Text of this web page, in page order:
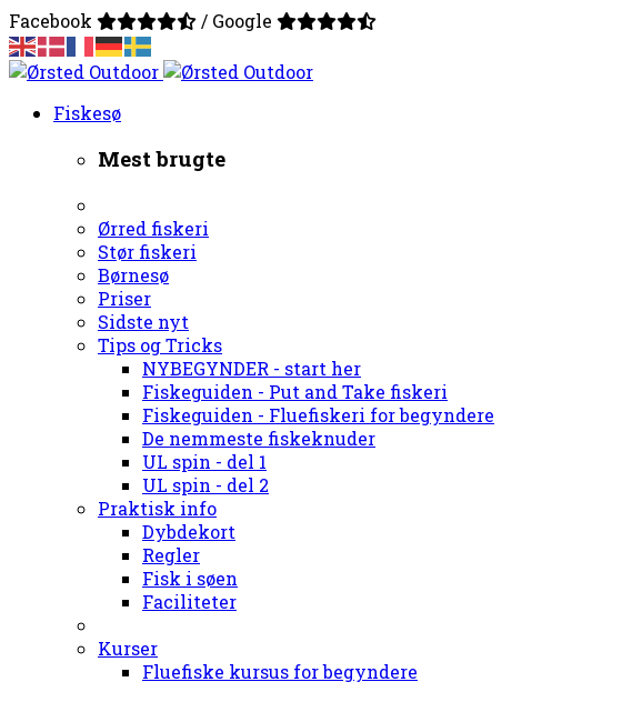
Facebook / Google
Fiskesø
Mest brugte
Ørred fiskeri
Stør fiskeri
Børnesø
Priser
Sidste nyt
Tips og Tricks
NYBEGYNDER - start her
Fiskeguiden - Put and Take fiskeri
Fiskeguiden - Fluefiskeri for begyndere
De nemmeste fiskeknuder
UL spin - del 1
UL spin - del 2
Praktisk info
Dybdekort
Regler
Fisk i søen
Faciliteter
Kurser
Fluefiske kursus for begyndere